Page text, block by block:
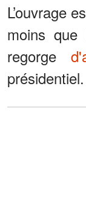
L’ouvrage
moins que
regorge
présidentiel.